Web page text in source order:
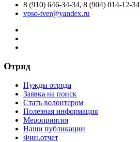
8 (910) 646-34-34, 8 (904) 014-12-34
vpso-tver@yandex.ru
Отряд
Нужды отряда
Заявка на поиск
Стать волонтером
Полезная информация
Мероприятия
Наши публикации
Фин.отчет